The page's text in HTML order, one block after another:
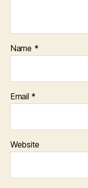
Name *
Email *
Website